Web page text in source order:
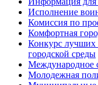
Исполнение
Комиссия по
Комфортная
Конкурс лучших
городской среды
Международное
Молодежная